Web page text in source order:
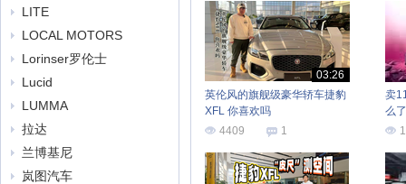
LITE
LOCAL MOTORS
Lorinser罗伦士
Lucid
LUMMA
拉达
兰博基尼
岚图汽车
03:26
英伦风的旗舰级豪华轿车捷豹
XFL 你喜欢吗
4409
1
卖
么